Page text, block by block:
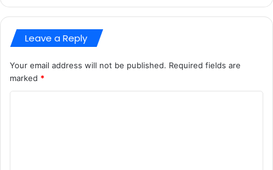
Leave a Reply
Your email address will not be published. Required fields are
marked *